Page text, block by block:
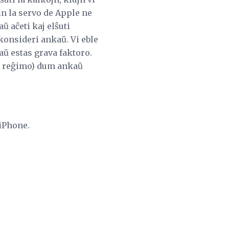
la servo de Apple ne
aĉeti kaj elŝuti
ankaŭ. Vi eble
estas grava faktoro.
dum ankaŭ